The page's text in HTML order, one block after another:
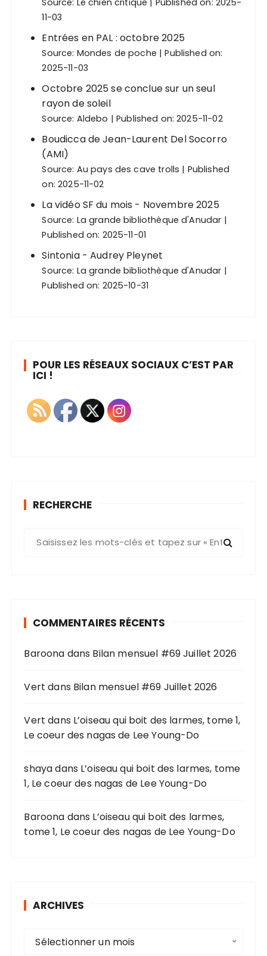
Source: Le chien critique
Published on: 2025-
11-03
Entrées en PAL : octobre 2025
Source: Mondes de poche
Published on:
2025-11-03
Octobre 2025 se conclue sur un seul
rayon de soleil
Source: Aldebo Published on: 2025-11-02
Boudicca de Jean-Laurent Del Socorro
(AMI)
Source: Au pays des cave trolls
Published
on: 2025-11-02
La vidéo SF du mois - Novembre 2025
Source: La grande bibliothèque d'Anudar
Published on: 2025-11-01
Sintonia - Audrey Pleynet
Source: La grande bibliothèque d'Anudar
Published on: 2025-10-31
POUR LES RÉSEAUX SOCIAUX C’EST PAR
ICI !
RECHERCHE
e
o
r
COMMENTAIRES RÉCENTS
Baroona dans Bilan mensuel #69 Juillet 2026
Vert dans Bilan mensuel #69 Juillet 2026
Vert dans L’oiseau qui boit des larmes, tome 1,
Le coeur des nagas de Lee Young-Do
shayadans L’oiseau qui boit des larmes, tome
1, Le coeur des nagas de Lee Young-Do
Baroona dans L’oiseau qui boit des larmes,
tome 1, Le coeur des nagas de Lee Young-Do
ARCHIVES
Sélectionner un mois